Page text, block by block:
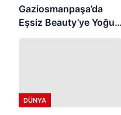
Gaziosmanpaşa’da
Eşsiz Beauty’ye Yoğun
İlgi ⭐
DÜNYA